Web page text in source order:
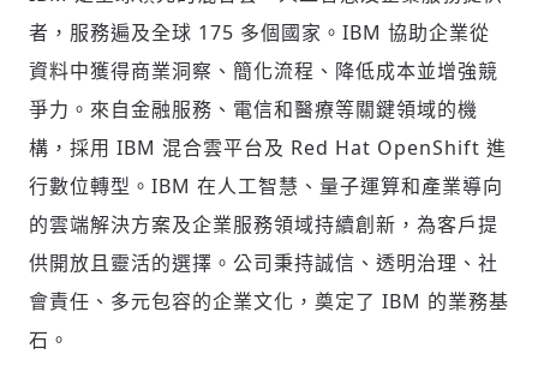
者，服務遍及全球 175 多個國家。IBM 協助企業從
資料中獲得商業洞察、簡化流程、降低成本並增強競
爭力。來自金融服務、電信和醫療等關鍵領域的機
構，採用 IBM 混合雲平台及 Red Hat OpenShift 進
行數位轉型。IBM 在人工智慧、量子運算和產業導向
的雲端解決方案及企業服務領域持續創新，為客戶提
供開放且靈活的選擇。公司秉持誠信、透明治理、社
會責任、多元包容的企業文化，奠定了 IBM 的業務基
石。